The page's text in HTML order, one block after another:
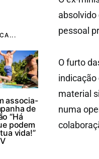
associa-
de
“Há
podem
vida!”
pessoal
O furto
indicação
material
numa